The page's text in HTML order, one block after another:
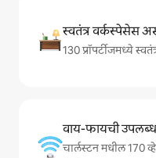
स्वतंत्र वर्कस्पेसेस
130 प्रॉपर्टीजमध्ये
वाय-फायची
चार्लस्टन मधील